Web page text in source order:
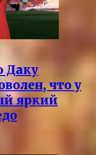
Даку
что у
яркий